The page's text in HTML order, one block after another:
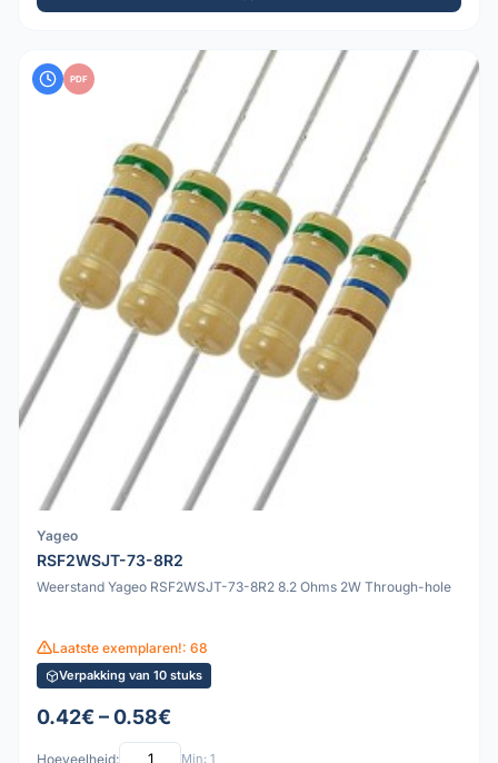
PDF
Yageo
RSF2WSJT-73-8R2
Weerstand Yageo RSF2WSJT-73-8R2 8.2 Ohms 2W Through-hole
Laatste exemplaren!: 68
Verpakking van 10 stuks
0.42€ – 0.58€
Hoeveelheid: Min: 1